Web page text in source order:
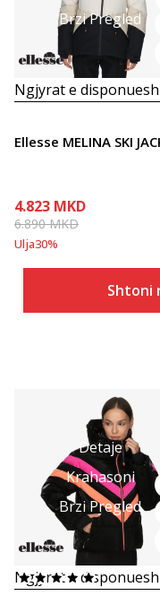
Brzi Pregled
Ngjyrat e
Ellesse MELINA SKI
4.823 MKD
6.890MKD
Ulja30%
Shtoni
Detaje
Krahasoni
Brzi Pregled
Ngjyrat e